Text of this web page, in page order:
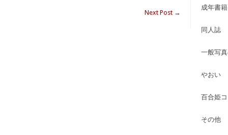
Next Post →
成年書籍
同人誌
一般写
やおい
百合姫
その他